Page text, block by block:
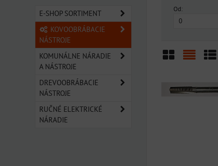
Od:
E-SHOP SORTIMENT
KOVOOBRÁBACIE
NÁSTROJE
KOMUNÁLNE NÁRADIE
A NÁSTROJE
DREVOOBRÁBACIE
NÁSTROJE
RUČNÉ ELEKTRICKÉ
NÁRADIE